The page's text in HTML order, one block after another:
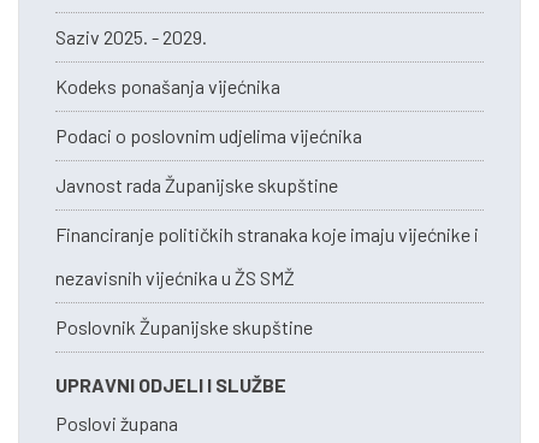
Saziv 2025. - 2029.
Kodeks ponašanja vijećnika
Podaci o poslovnim udjelima vijećnika
Javnost rada Županijske skupštine
Financiranje političkih stranaka koje imaju vijećnike i
nezavisnih vijećnika u ŽS SMŽ
Poslovnik Županijske skupštine
UPRAVNI ODJELI I SLUŽBE
Poslovi župana